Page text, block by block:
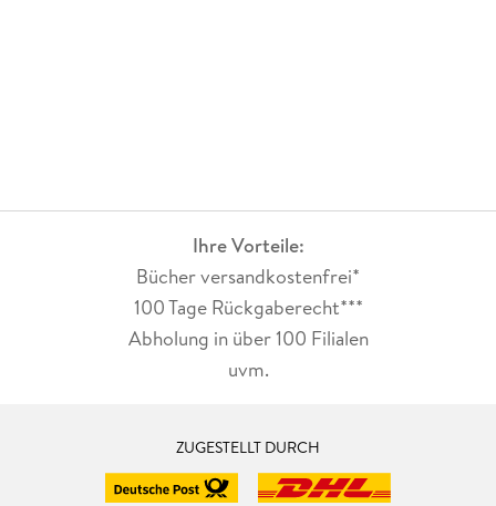
Ihre Vorteile:
Bücher versandkostenfrei*
100 Tage Rückgaberecht***
Abholung in über 100 Filialen
uvm.
ZUGESTELLT DURCH